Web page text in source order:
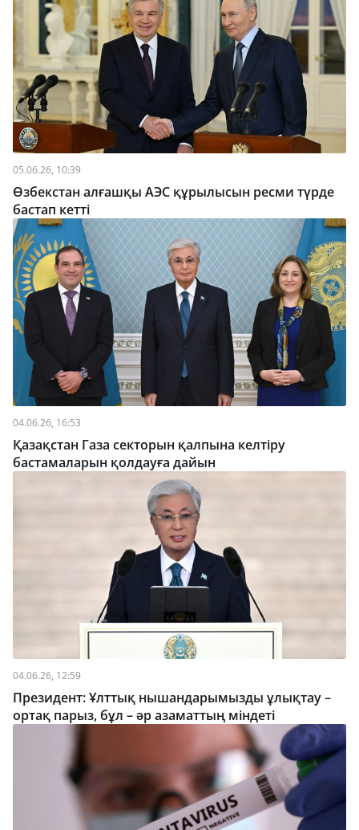
05.06.26, 10:39
Өзбекстан алғашқы АЭС құрылысын ресми түрде
бастап кетті
04.06.26, 16:53
Қазақстан Газа секторын қалпына келтіру
бастамаларын қолдауға дайын
04.06.26, 12:59
Президент: Ұлттық нышандарымызды ұлықтау –
ортақ парыз, бұл – әр азаматтың міндеті